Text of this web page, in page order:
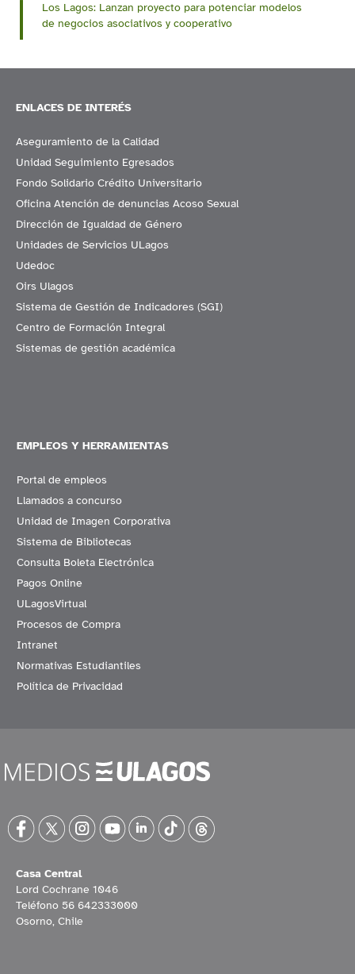
​Los Lagos: Lanzan proyecto para potenciar modelos
de negocios asociativos y cooperativo
ENLACES DE INTERÉS
Aseguramiento de la Calidad
Unidad Seguimiento Egresados
Fondo Solidario Crédito Universitario
Oficina Atención de denuncias Acoso Sexual
Dirección de Igualdad de Género
Unidades de Servicios ULagos
Udedoc
Oirs Ulagos
Sistema de Gestión de Indicadores (SGI)
Centro de Formación Integral
Sistemas de gestión académica
EMPLEOS Y HERRAMIENTAS
Portal de empleos
Llamados a concurso
Unidad de Imagen Corporativa
Sistema de Bibliotecas
Consulta Boleta Electrónica
Pagos Online
ULagosVirtual
Procesos de Compra
Intranet
Normativas Estudiantiles
Política de Privacidad
Casa Central
Lord Cochrane 1046
Teléfono 56 642333000
Osorno, Chile